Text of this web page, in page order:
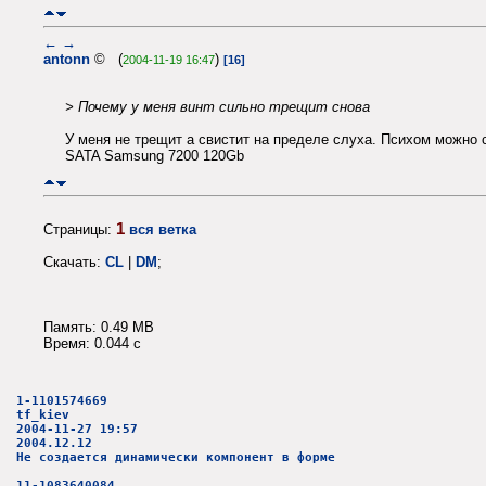
← →
antonn © (2004-11-19 16:47) [16]
> Почему у меня винт сильно трещит снова
У меня не трещит а свистит на пределе слуха. Психом можно
SATA Samsung 7200 120Gb
Страницы: 1 вся ветка
Скачать: CL DM ;
Память: 0.49 MB
Время: 0.044 c
1-1101574669
tf_kiev
2004-11-27 19:57
2004.12.12
Не создается динамически компонент в форме